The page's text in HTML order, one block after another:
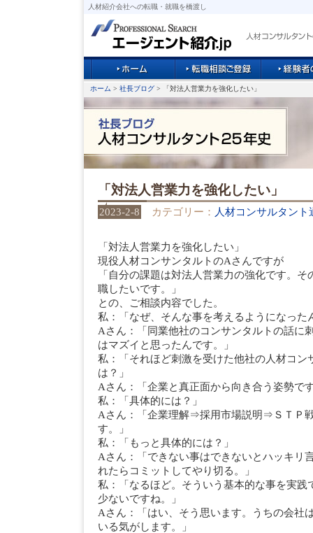
人材紹介会社への転職・就職を橋渡し
ホーム > 社長ブログ > 「対法人営業力を強化したい」
「対法人営業力を強化したい」
2023-2-8 カテゴリー： 人材コンサルタント
「対法人営業力を強化したい」
現役人材コンサンタルトのAさんですが
「自分の課題は対法人営業力の強化です。
職したいです。」
との、ご相談内容でした。
私：「なぜ、そんな事を考えるようになった
Aさん：「同業他社のコンサンタルトの話に
はマズイと思ったんです。」
私：「それほど刺激を受けた他社の人材コン
は？」
Aさん：「企業と真正面から向き合う姿勢で
私：「具体的には？」
Aさん：「企業理解⇒採用市場説明⇒ＳＴＰ
す。」
私：「もっと具体的には？」
Aさん：「できない事はできないとハッキリ
れたらコミットしてやり切る。」
私：「なるほど。そういう基本的な事を実践
少ないですね。」
Aさん：「はい、そう思います。うちの会社
いる気がします。」